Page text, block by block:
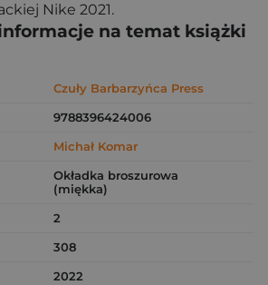
Nike 2021.
na temat książki
Czuły Barbarzyńca Press
9788396424006
Michał Komar
Okładka broszurowa
(miękka)
2
308
2022